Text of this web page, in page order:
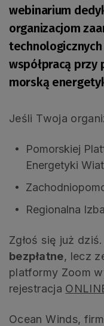
webinarium
organizacjom
współpracą przy
morską
Jeśli Twoja
Pomorskiej
Energetyki
Regionalna
Zgłoś się już
bezpłatne, lecz
platformy Zoom
rejestracja
Ocean Winds,